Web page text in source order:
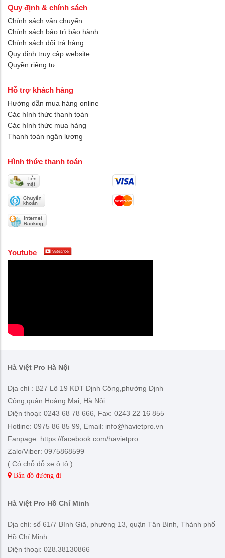
Quy định & chính sách
Chính sách vận chuyển
Chính sách bảo trì bảo hành
Chính sách đổi trả hàng
Quy định truy cập website
Quyền riêng tư
Hỗ trợ khách hàng
Hướng dẫn mua hàng online
Các hình thức thanh toán
Các hình thức mua hàng
Thanh toán ngân lượng
Hình thức thanh toán
Youtube
Hà Việt Pro Hà Nội
Địa chỉ : B27 Lô 19 KĐT Định Công,phường Định
Công,quận Hoàng Mai, Hà Nội.
Điện thoại: 0243 68 78 666, Fax: 0243 22 16 855
Hotline: 0975 86 85 99, Email: info@havietpro.vn
Fanpage: https://facebook.com/havietpro
Zalo/Viber: 0975868599
( Có chỗ đỗ xe ô tô )
Bản đồ đường đi
Hà Việt Pro Hồ Chí Minh
Địa chỉ: số 61/7 Bình Giã, phường 13, quận Tân Bình, Thành phố
Hồ Chí Minh.
Điện thoại: 028.38130866